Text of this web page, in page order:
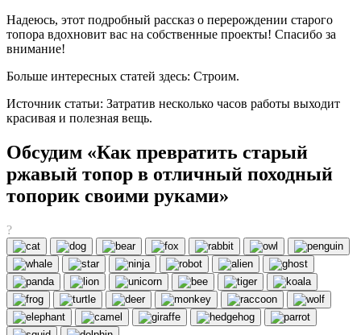
Надеюсь, этот подробный рассказ о перерождении старого
топора вдохновит вас на собственные проекты! Спасибо за
внимание!
Больше интересных статей здесь: Строим.
Источник статьи: Затратив несколько часов работы выходит
красивая и полезная вещь.
Обсудим «Как превратить старый
ржавый топор в отличный походный
топорик своими руками»
?